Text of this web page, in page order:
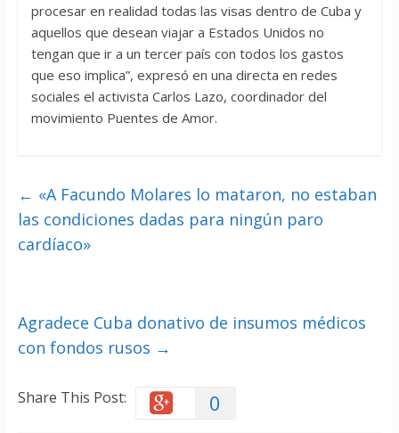
procesar en realidad todas las visas dentro de Cuba y
aquellos que desean viajar a Estados Unidos no
tengan que ir a un tercer país con todos los gastos
que eso implica”, expresó en una directa en redes
sociales el activista Carlos Lazo, coordinador del
movimiento Puentes de Amor.
← «A Facundo Molares lo mataron, no estaban
las condiciones dadas para ningún paro
cardíaco»
Agradece Cuba donativo de insumos médicos
con fondos rusos →
Share This Post: 0